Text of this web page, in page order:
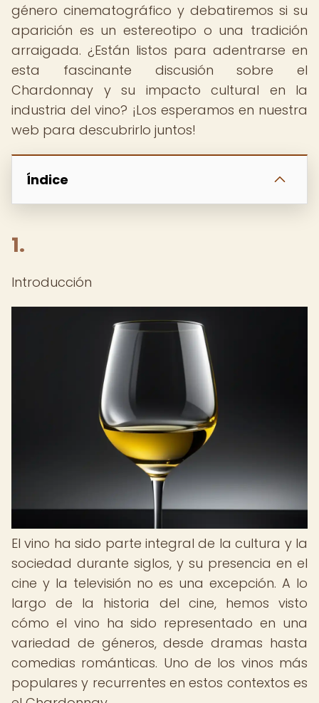
género cinematográfico y debatiremos si su
aparición es un estereotipo o una tradición
arraigada. ¿Están listos para adentrarse en
esta fascinante discusión sobre el
Chardonnay y su impacto cultural en la
industria del vino? ¡Los esperamos en nuestra
web para descubrirlo juntos!
Índice
1.
Introducción
El vino ha sido parte integral de la cultura y la
sociedad durante siglos, y su presencia en el
cine y la televisión no es una excepción. A lo
largo de la historia del cine, hemos visto
cómo el vino ha sido representado en una
variedad de géneros, desde dramas hasta
comedias románticas. Uno de los vinos más
populares y recurrentes en estos contextos es